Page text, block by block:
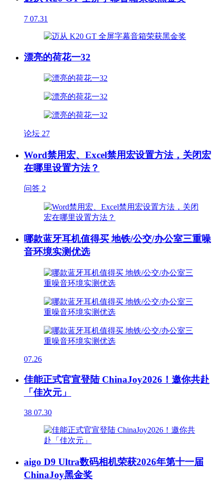
7 07.31
漂亮的荷花一32
论坛 27
Word禁用宏、Excel禁用宏设置方法，关闭宏
在哪里设置方法？
问答 2
哪款蓝牙耳机值得买 地铁/公交/办公室三重噪
音环境实测优选
07.26
佳能正式官宣登陆 ChinaJoy2026！邀你共赴
「佳次元」
38 07.30
aigo D9 Ultra数码相机荣获2026年第十一届
ChinaJoy黑金奖